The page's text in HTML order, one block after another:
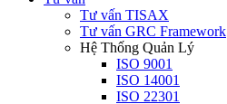
Tư vấn TISAX
Tư vấn GRC Framework
Hệ Thống Quản Lý
ISO 9001
ISO 14001
ISO 22301